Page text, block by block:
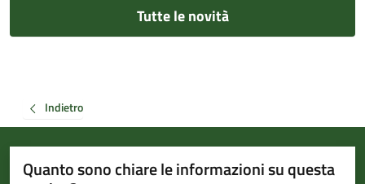
Tutte le novità
Indietro
Quanto sono chiare le informazioni su questa